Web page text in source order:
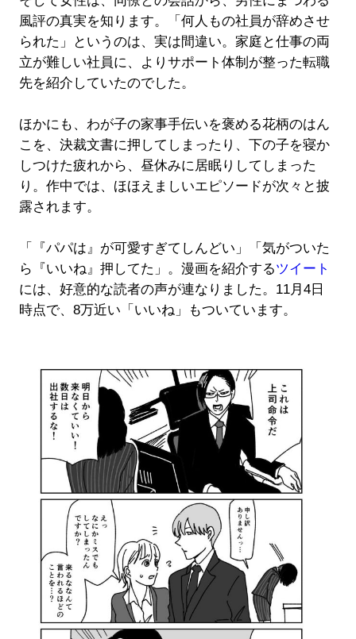
風評の真実を知ります。「何人もの社員が辞めさせ
られた」というのは、実は間違い。家庭と仕事の両
立が難しい社員に、よりサポート体制が整った転職
先を紹介していたのでした。
ほかにも、わが子の家事手伝いを褒める花柄のはん
こを、決裁文書に押してしまったり、下の子を寝か
しつけた疲れから、昼休みに居眠りしてしまった
り。作中では、ほほえましいエピソードが次々と披
露されます。
「『パパは』が可愛すぎてしんどい」「気がついた
ら『いいね』押してた」。漫画を紹介するツイート
には、好意的な読者の声が連なりました。11月4日
時点で、8万近い「いいね」もついています。